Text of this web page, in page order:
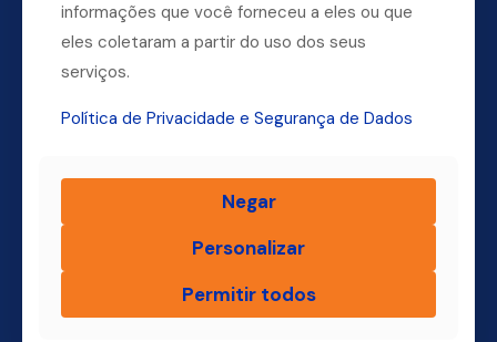
Dúvidas? Ligue para a nossa central.
Finsol
Quem Somos
Blog Finsol
informações que você forneceu a eles ou que
eles coletaram a partir do uso dos seus
serviços.
Política de Privacidade e Segurança de Dados
Negar
Personalizar
Permitir todos